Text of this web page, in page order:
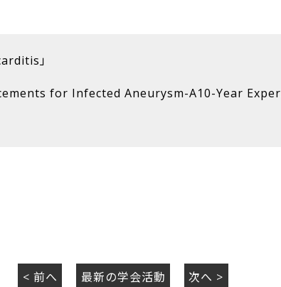
」
for Infected Aneurysm-A10-Year
< 前へ 最新の学会活動 次へ >